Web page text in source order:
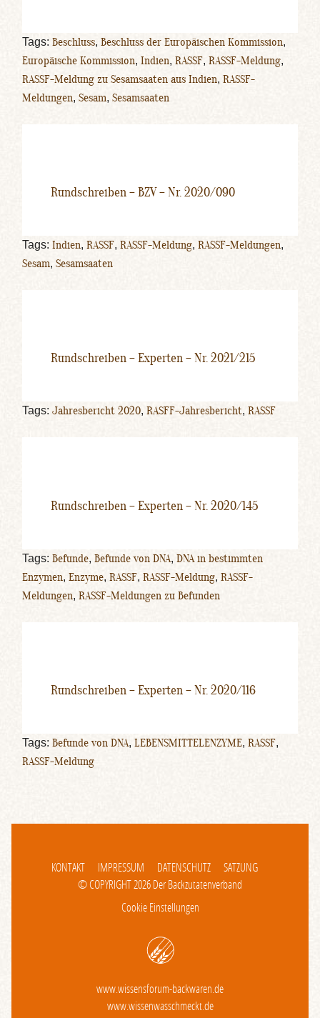
Tags: Beschluss, Beschluss der Europäischen Kommission,
Europäische Kommission, Indien, RASSF, RASSF-Meldung,
RASSF-Meldung zu Sesamsaaten aus Indien, RASSF-
Meldungen, Sesam, Sesamsaaten
Rundschreiben – BZV – Nr. 2020/090
Tags: Indien, RASSF, RASSF-Meldung, RASSF-Meldungen,
Sesam, Sesamsaaten
Rundschreiben – Experten – Nr. 2021/215
Tags: Jahresbericht 2020, RASFF-Jahresbericht, RASSF
Rundschreiben – Experten – Nr. 2020/145
Tags: Befunde, Befunde von DNA, DNA in bestimmten
Enzymen, Enzyme, RASSF, RASSF-Meldung, RASSF-
Meldungen, RASSF-Meldungen zu Befunden
Rundschreiben – Experten – Nr. 2020/116
Tags: Befunde von DNA, LEBENSMITTELENZYME, RASSF,
RASSF-Meldung
KONTAKT IMPRESSUM DATENSCHUTZ
SATZUNG
© COPYRIGHT 2026 Der Backzutatenverband
Cookie Einstellungen
www.wissensforum-backwaren.de
www.wissenwasschmeckt.de